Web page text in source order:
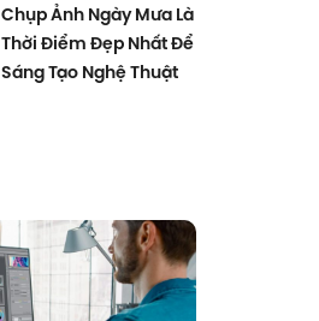
Chụp Ảnh Ngày Mưa Là
Thời Điểm Đẹp Nhất Để
Sáng Tạo Nghệ Thuật